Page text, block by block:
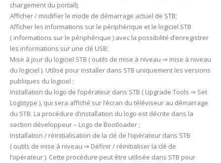
chargement du portail);
Afficher / modifier le mode de démarrage actuel de STB;
Afficher les informations sur le périphérique et le logiciel STB
( informations sur le périphérique ) avec la possibilité d’enregistrer
les informations sur une clé USB;
Mise à jour du logiciel STB ( outils de mise à niveau ⇒ mise à niveau
du logiciel ). Utilisé pour installer dans STB uniquement les versions
publiques du logiciel ;
Installation du logo de l’opérateur dans STB ( Upgrade Tools ⇒ Set
Logotype ), qui sera affiché sur l’écran du téléviseur au démarrage
du STB. La procédure d’installation du logo est décrite dans la
section développeur – Logo de Bootloader ;
Installation / réinitialisation de la clé de l’opérateur dans STB
( outils de mise à niveau ⇒ Définir / réinitialiser la clé de
l’opérateur ). Cette procédure peut être utilisée dans STB pour